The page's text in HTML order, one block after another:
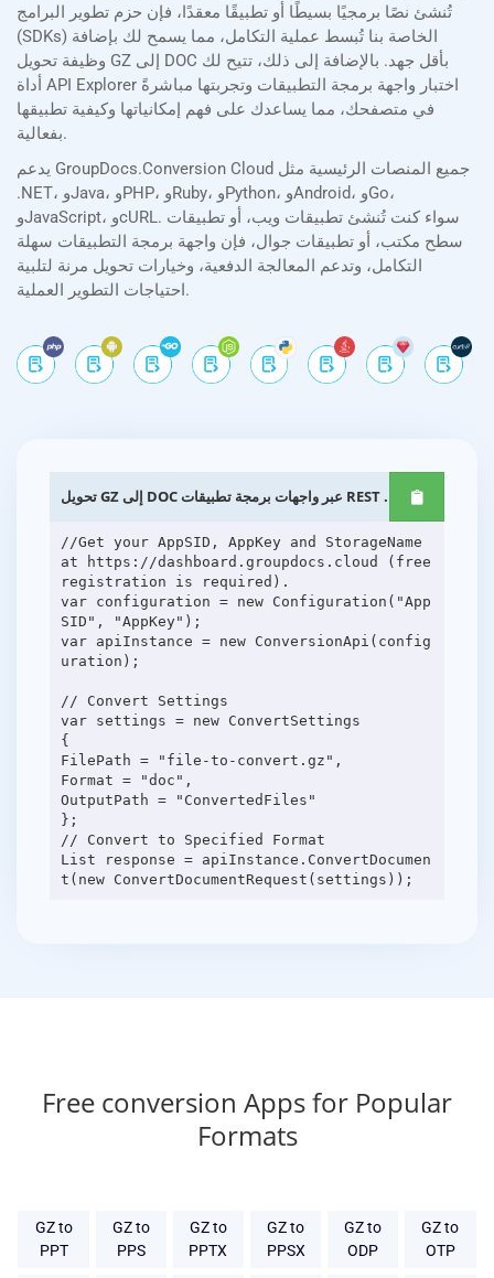
تُنشئ نصًا برمجيًا بسيطًا أو تطبيقًا معقدًا، فإن حزم تطوير البرامج
(SDKs) الخاصة بنا تُبسط عملية التكامل، مما يسمح لك بإضافة
وظيفة تحويل GZ إلى DOC بأقل جهد. بالإضافة إلى ذلك، تتيح لك
أداة API Explorer اختبار واجهة برمجة التطبيقات وتجربتها مباشرةً
في متصفحك، مما يساعدك على فهم إمكانياتها وكيفية تطبيقها
بفعالية.
يدعم GroupDocs.Conversion Cloud جميع المنصات الرئيسية مثل
.NET، وJava، وPHP، وRuby، وPython، وAndroid، وGo،
وJavaScript، وcURL. سواء كنت تُنشئ تطبيقات ويب، أو تطبيقات
سطح مكتب، أو تطبيقات جوال، فإن واجهة برمجة التطبيقات سهلة
التكامل، وتدعم المعالجة الدفعية، وخيارات تحويل مرنة لتلبية
احتياجات التطوير العملية.
تحويل GZ إلى DOC عبر واجهات برمجة تطبيقات REST .NET
//Get your AppSID, AppKey and StorageName
at https://dashboard.groupdocs.cloud (free
registration is required).
var configuration = new Configuration("App
SID", "AppKey");
var apiInstance = new ConversionApi(config
uration);
// Convert Settings
var settings = new ConvertSettings
{
FilePath = "file-to-convert.gz",
Format = "doc",
OutputPath = "ConvertedFiles"
};
// Convert to Specified Format
List response = apiInstance.ConvertDocumen
Free conversion Apps for Popular
Formats
GZ to
PPT
GZ to
PPS
GZ to
PPTX
GZ to
PPSX
GZ to
ODP
GZ to
OTP